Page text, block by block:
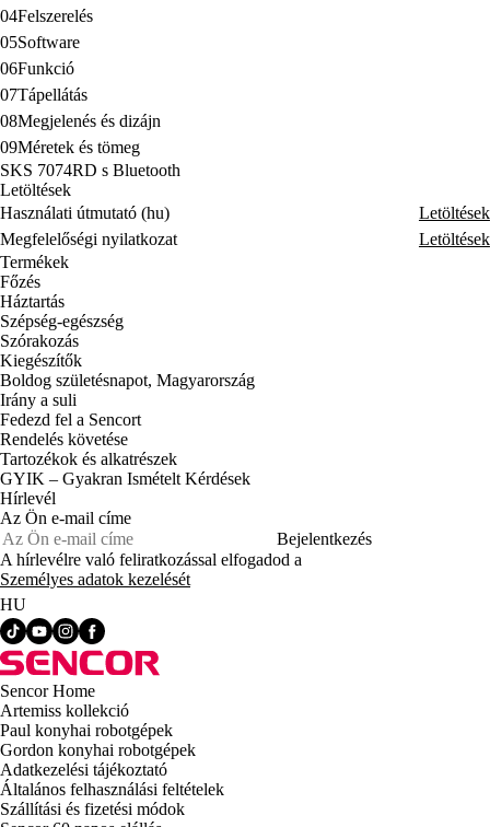
04Felszerelés
05Software
06Funkció
07Tápellátás
08Megjelenés és dizájn
09Méretek és tömeg
SKS 7074RD s Bluetooth
Letöltések
Használati útmutató (hu)
Letöltések
Megfelelőségi nyilatkozat
Letöltések
Termékek
Főzés
Háztartás
Szépség-egészség
Szórakozás
Kiegészítők
Boldog születésnapot, Magyarország
Irány a suli
Fedezd fel a Sencort
Rendelés követése
Tartozékok és alkatrészek
GYIK – Gyakran Ismételt Kérdések
Hírlevél
Az Ön e-mail címe
Bejelentkezés
A hírlevélre való feliratkozással elfogadod a
Személyes adatok kezelését
HU
Sencor Home
Artemiss kollekció
Paul konyhai robotgépek
Gordon konyhai robotgépek
Adatkezelési tájékoztató
Általános felhasználási feltételek
Szállítási és fizetési módok